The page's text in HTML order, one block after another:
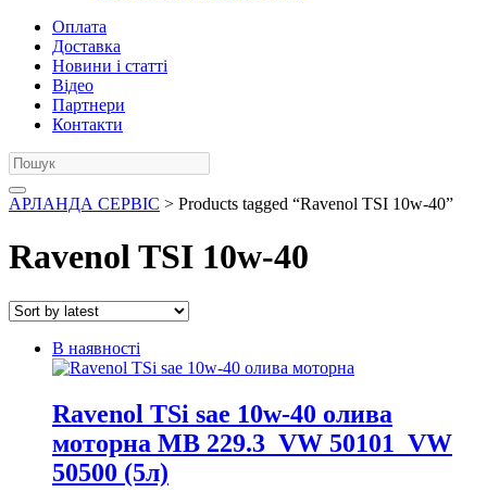
Оплата
Доставка
Новини і статті
Відео
Партнери
Контакти
АРЛАНДА СЕРВІС > Products tagged “Ravenol TSI 10w-40”
Ravenol TSI 10w-40
В наявності
Ravenol TSi sae 10w-40 олива
моторна MB 229.3_VW 50101_VW
50500 (5л)